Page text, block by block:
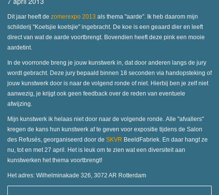
Dit jaar heeft de zomerexpo 2013 als thema "aarde". Ik heb daarom mijn
schilderij "Koetsjie koetsjie" ingebracht. De koe is een geaard dier en leeft
direct van wat de aarde voortbrengt. Bovendien heeft deze pink een mooie
aardetint.
In de voorronde breng je jouw kunstwerk in, dat door anderen langs de jury
wordt gebracht. Deze jury bepaald binnen 18 seconden via handopsteking of
jouw kunstwerk door is naar de volgend ronde of niet. Hierbij ben je zelf niet
aanwezig, je krijgt ook geen feedback over de reden van eventuele
afwijzing.
Mijn kunstwerk ik helaas niet door naar de volgende ronde. Alle "afvallers"
kregen de kans hun kunstwerk af te geven voor expositie tijdens de Salon
des Refusés, georganiseerd door de SKVR BeeldFabriek. En daar hangt ze
nu, tot en met 27 april. Het is leuk om te zien wat een diversiteit aan
kunstwerken het thema voortbrengt!
Het adres: Wilhelminakade 326, 3072 AR Rotterdam